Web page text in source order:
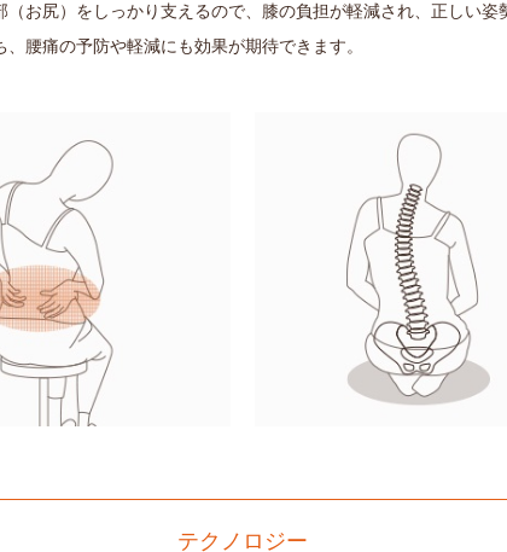
（お尻）をしっかり支えるので、膝の負担が軽減され、正しい
腰痛の予防や軽減にも効果が期待できます。
テクノロジー